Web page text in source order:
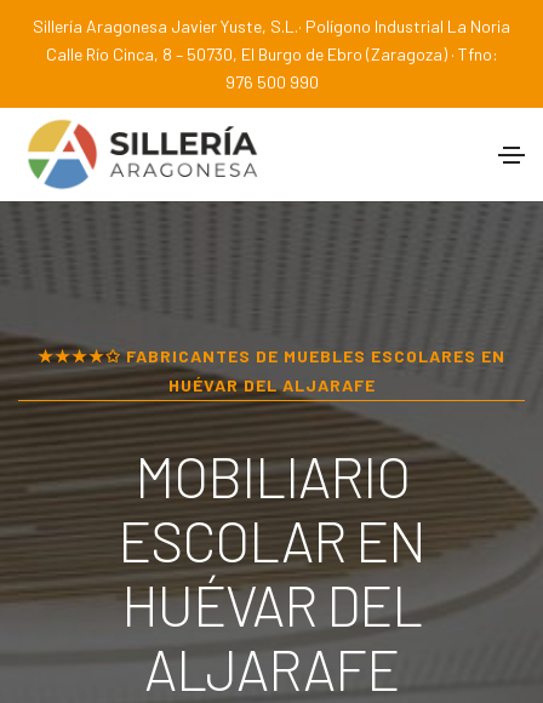
Sillería Aragonesa Javier Yuste, S.L.· Polígono Industrial La Noria
Calle Río Cinca, 8 – 50730, El Burgo de Ebro (Zaragoza) · Tfno:
976 500 990
★★★★✩ FABRICANTES DE MUEBLES ESCOLARES EN
HUÉVAR DEL ALJARAFE
MOBILIARIO
ESCOLAR EN
HUÉVAR DEL
ALJARAFE